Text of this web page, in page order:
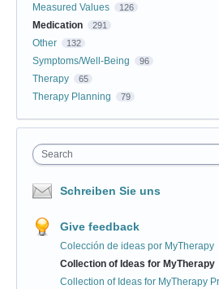
Measured Values 126
Medication 291
Other 132
Symptoms/Well-Being 96
Therapy 65
Therapy Planning 79
Search
Schreiben Sie uns
Give feedback
Colección de ideas por MyTherapy
Collection of Ideas for MyTherapy
Collection of Ideas for MyTherapy